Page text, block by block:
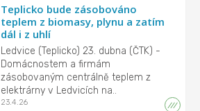
Teplicko bude zásobováno
teplem z biomasy, plynu a zatím
dál i z uhlí
Ledvice (Teplicko) 23. dubna (ČTK) -
Domácnostem a firmám
zásobovaným centrálně teplem z
elektrárny v Ledvicích na..
23.4.26